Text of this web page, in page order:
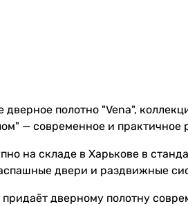
дверное полотно "Vena",
— современное и практичное
на складе в Харькове в
двери и раздвижные
дверному полотну